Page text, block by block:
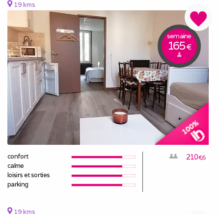
19 kms
semaine
165€
confort
calme
loisirs et sorties
parking
210€/S
19 kms